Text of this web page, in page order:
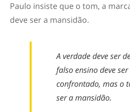
Paulo insiste que o tom, a
deve ser a mansidão.
A verdade deve ser
falso ensino deve ser
confrontado, mas o
ser a mansidão.